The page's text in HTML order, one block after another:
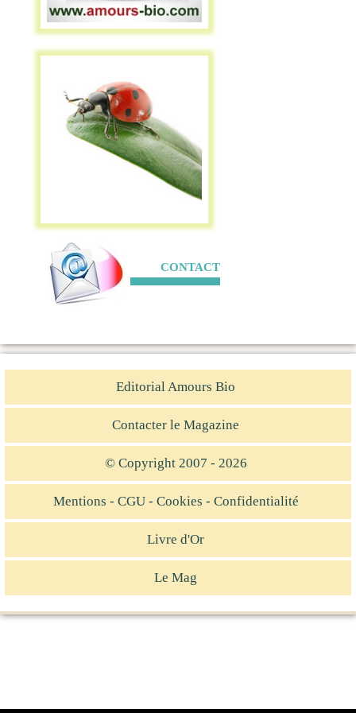
CONTACT
Editorial Amours Bio
Contacter le Magazine
© Copyright 2007 - 2026
Mentions - CGU - Cookies - Confidentialité
Livre d'Or
Le Mag